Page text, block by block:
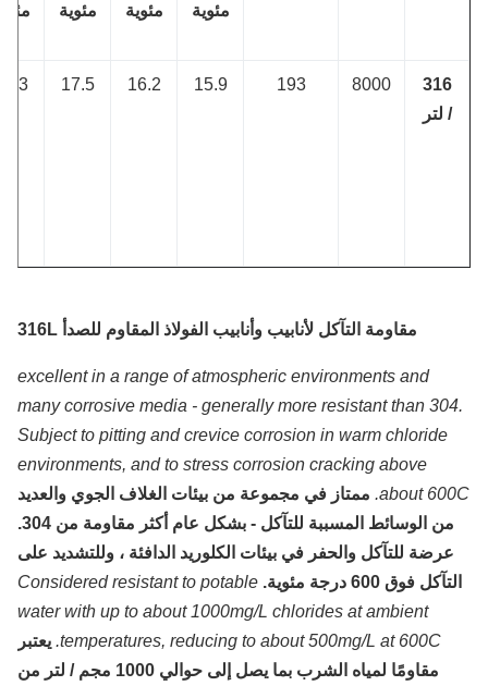
مئوية
مئوية
مئوية
مئوية
8000
16.2
17.5
16.3
مقاومة التآكل لأنابيب وأنابيب الفولاذ المقاوم للصدأ 316L
excellent in a range of atmospheric environments and
many corrosive media - generally more resistant than
Subject to pitting and crevice corrosion in warm chloride
environments, and to stress corrosion cracking above
about ممتاز في مجموعة من بيئات الغلاف الجوي والعديد
عرضة للتآكل والحفر في بيئات الكلوريد الدافئة ، وللتشديد على
فوق 600 درجة مئوية.
Considered resistant to potable
water with up to about 1000mg/L chlorides at ambient
temperatures, reducing to about 500mg/L at 600C. يعتبر
مقاومًا لمياه الشرب بما يصل إلى حوالي 1000 مجم / لتر من